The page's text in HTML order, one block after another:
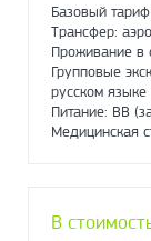
Базовый
Трансфер:
Проживание в
Групповые
русском
Питание: ВВ
Медицинская
В